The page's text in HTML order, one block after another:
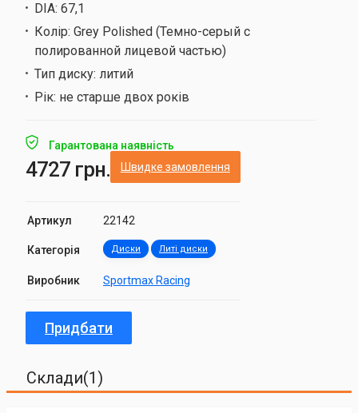
DIA: 67,1
Колір: Grey Polished (Темно-серый с
полированной лицевой частью)
Тип диску: литий
Рік: не старше двох років
Гарантована наявність
4727 грн. Швидке замовлення
Артикул 22142
Категорія Диски Литі диски
Виробник Sportmax Racing
Придбати
Склади(1)